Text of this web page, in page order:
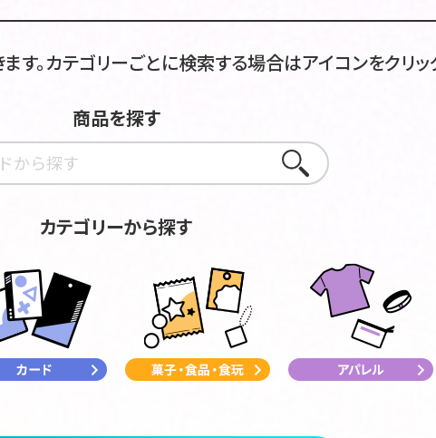
。カテゴリーごとに検索する場合はアイコンをクリッ
商品を探す
さがす
カテゴリーから探す